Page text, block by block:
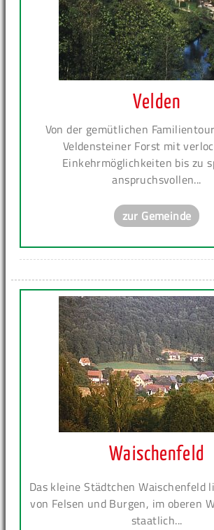
Velden
Von der gemütlichen
Veldensteiner Forst mit
Einkehrmöglichkeiten bis zu
anspruchsvollen...
zur Gemeinde
Waischenfeld
Das kleine Städtchen Waischenfeld
von Felsen und Burgen, im oberen
staatlich...